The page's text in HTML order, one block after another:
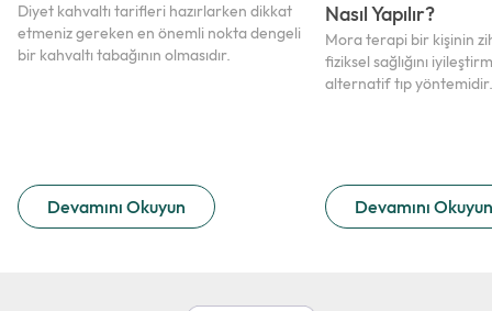
Devamını Okuyun
Diyet kahvaltı tarifleri hazırlarken dikkat
etmeniz gereken en önemli nokta dengeli
bir kahvaltı tabağının olmasıdır.
Nasıl Yapılır?
Devamını Okuyun
Mora terapi bir kişinin
fiziksel sağlığını
alternatif tıp yöntemidir.